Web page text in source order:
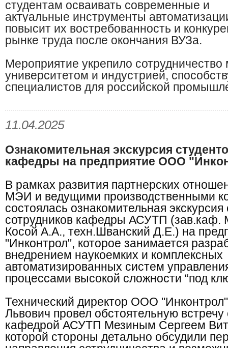
студентам осваивать современные и
актуальные инструменты
повысит их востребованность и
рынке труда после окончания ВУЗа.
Мероприятие укрепило
университетом и индустрией,
специалистов для российской
11.04.2025​
Ознакомительная экскурсия
кафедры на предприятие ООО
В рамках развития партнерских
МЭИ и ведущими производственными
состоялась ознакомительная экскурсия
сотрудников кафедры АСУТП (зав.каф.
Косой А.А., техн.Шванский Д.Е.) на
"Инконтрол", которое занимается
внедрением наукоемких и комплексных
автоматизированных систем
процессами высокой сложности “под
Технический директор ООО
Львович провел обстоятельную
кафедрой АСУТП Мезиным Сергеем
которой стороны детально обсудили